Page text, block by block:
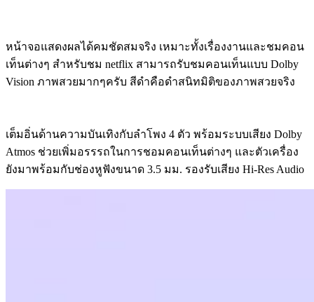
หน้าจอแสดงผลได้คมชัดสมจริง เหมาะทั้งเรื่องงานและชมคอน
เท็นต่างๆ สำหรับชม netflix สามารถรับชมคอนเท็นแบบ Dolby
Vision ภาพสวยมากๆครับ สีดำคือดำสนิทมิติของภาพสวยจริง
เต็มอิ่นด้านความบันเทิงกับลำโพง 4 ตัว พร้อมระบบเสียง Dolby
Atmos ช่วยเพิ่มอรรรถในการชอมคอนเท็นต่างๆ และตัวเครื่อง
ยังมาพร้อมกับช่องหูฟังขนาด 3.5 มม. รองรับเสียง Hi-Res Audio